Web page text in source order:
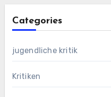
Categories
jugendliche kritik
Kritiken